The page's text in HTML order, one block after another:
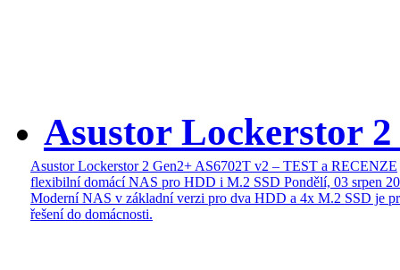
Asustor Lockerstor
Asustor Lockerstor 2 Gen2+ AS6702T v2 – TEST a RECENZE
flexibilní domácí NAS pro HDD i M.2 SSD Pondělí, 03 srpen
Moderní NAS v základní verzi pro dva HDD a 4x M.2 SSD je
řešení do domácnosti.